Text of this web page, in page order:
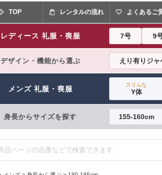
TOP レンタルの流れ よくあるご
レディース 礼服・喪服 7号 9
デザイン・機能から選ぶ えり有りジャ
メンズ 礼服・喪服 スリムな
Y体
身長からサイズを探す 155-160cm